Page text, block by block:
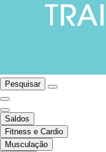
Pesquisar
Saldos
Fitness e Cardio
Musculação